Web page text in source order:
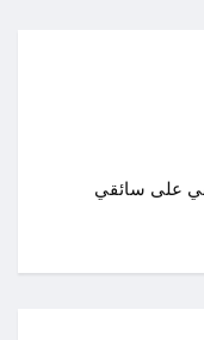
على سائقي